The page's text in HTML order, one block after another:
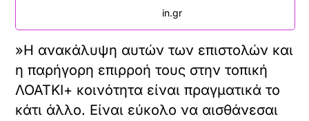
in.gr
»Η ανακάλυψη αυτών των επιστολών και
η παρήγορη επιρροή τους στην τοπική
ΛΟΑΤΚΙ+ κοινότητα είναι πραγματικά το
κάτι άλλο. Είναι εύκολο να αισθάνεσαι